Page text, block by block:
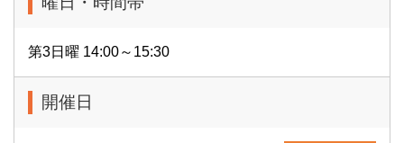
第3日曜 14:00～15:30
開催日